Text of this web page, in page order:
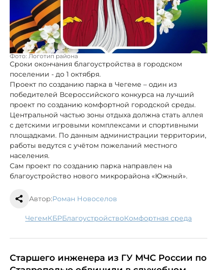
Фото: Логотип района
Сроки окончания благоустройства в городском
поселении - до 1 октября.
Проект по созданию парка в Чегеме – один из
победителей Всероссийского конкурса на лучший
проект по созданию комфортной городской среды.
Центральной частью зоны отдыха должна стать аллея
с детскими игровыми комплексами и спортивными
площадками. По данным администрации территории,
работы ведутся с учётом пожеланий местного
населения.
Сам проект по созданию парка направлен на
благоустройство нового микрорайона «Южный».
Автор:Роман Новоселов
Чегем КБР благоустройство комфортная среда
Старшего инженера из ГУ МЧС России по